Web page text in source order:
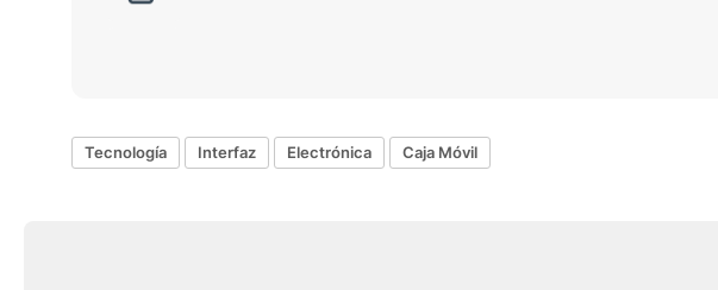
Tecnología Interfaz Electrónica Caja Móvil